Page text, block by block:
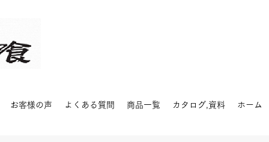
お客様の声 よくある質問 商品一覧 カタログ,資料 ホーム